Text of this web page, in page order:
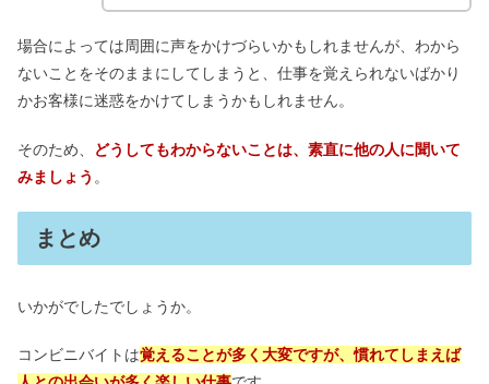
場合によっては周囲に声をかけづらいかもしれませんが、わから
ないことをそのままにしてしまうと、仕事を覚えられないばかり
かお客様に迷惑をかけてしまうかもしれません。
そのため、
どうしてもわからないことは、素直に他の人に聞いて
みましょう 。
まとめ
いかがでしたでしょうか。
コンビニバイトは覚えることが多く大変ですが、慣れてしまえば